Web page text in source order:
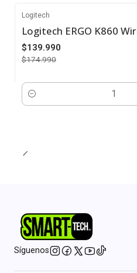
-20%
Logitech
Logitech ERGO K860
$139.990
$174.990
Cantidad
Síguenos